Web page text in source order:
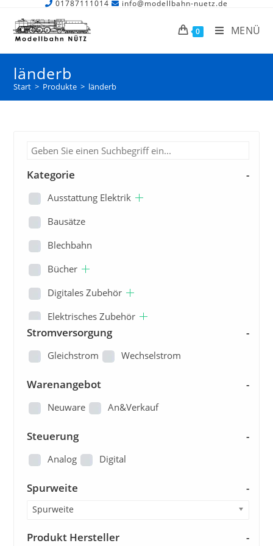
01787111014 info@modellbahn-nuetz.de
0 MENÜ
länderb
Start > Produkte > länderb
Kategorie -
Ausstattung Elektrik
Bausätze
Blechbahn
Bücher
Digitales Zubehör
Elektrisches Zubehör
Ersatzteile
Fertiganlagen/Dioramen
Figuren
Gleisbau
Kataloge und Pläne
Landschaftsbau
Loks
Modellautos
Modellbau - Sonstige
Stromversorgung -
Gleichstrom Wechselstrom
Warenangebot -
Neuware An&Verkauf
Steuerung -
Analog Digital
Spurweite -
Spurweite
Produkt Hersteller -